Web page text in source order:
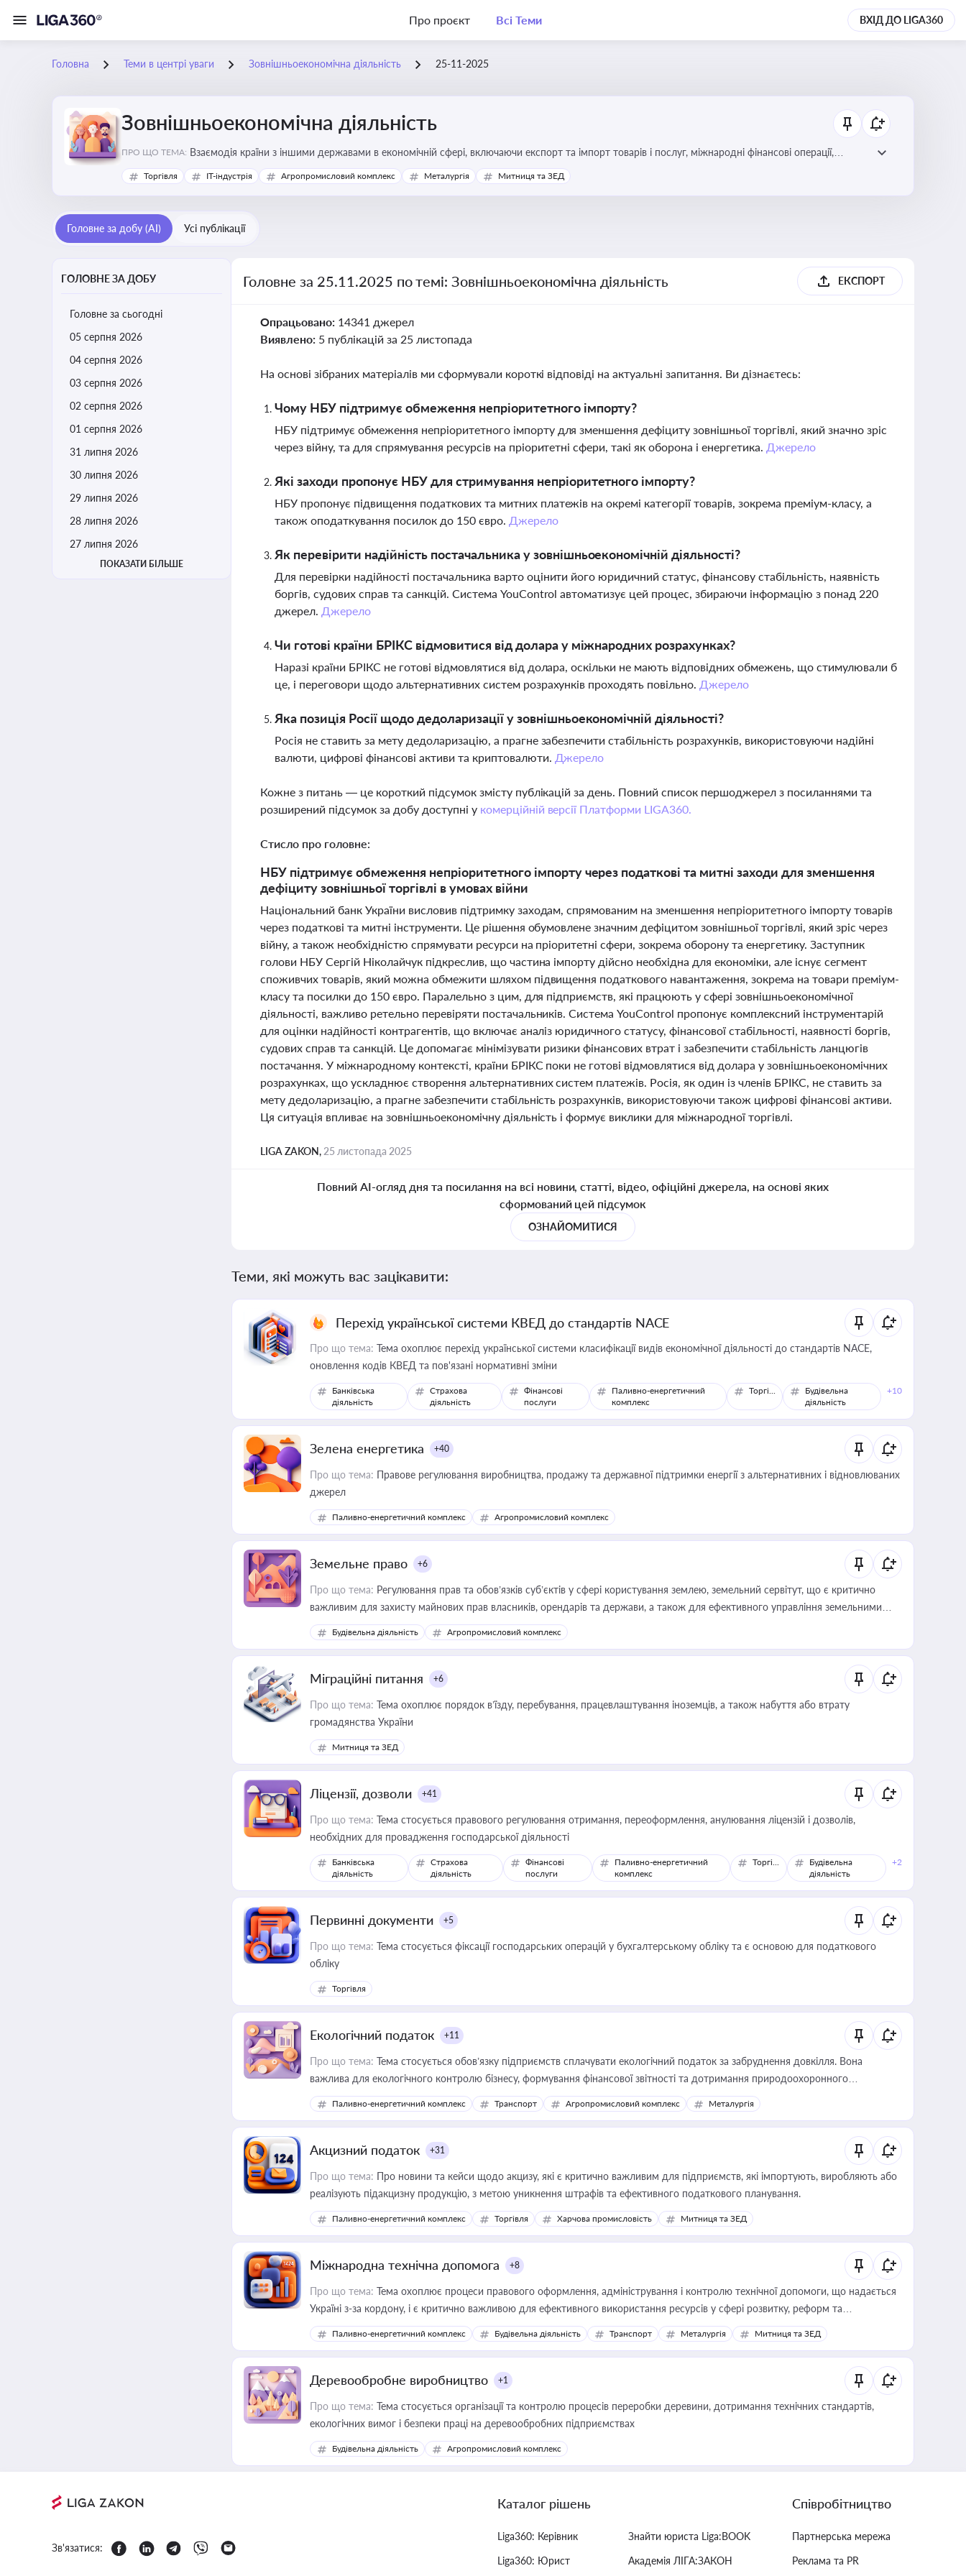
Про проєкт Всі Теми ВХІД ДО LIGA360
Головна Теми в центрі уваги Зовнішньоекономічна діяльність 25-11-2025
Зовнішньоекономічна діяльність
ПРО ЩО ТЕМА: Взаємодія країни з іншими державами в економічній сфері, включаючи експорт та імпорт товарів і послуг, міжнародні фінансові операції,
інвестиції, торгівлю, митне регулювання
Торгівля IT-індустрія Агропромисловий комплекс Металургія Митниця та ЗЕД
Головне за добу (AI) Усі публікації
ГОЛОВНЕ ЗА ДОБУ
Головне за сьогодні
05 серпня 2026
04 серпня 2026
03 серпня 2026
02 серпня 2026
01 серпня 2026
31 липня 2026
30 липня 2026
29 липня 2026
28 липня 2026
27 липня 2026
ПОКАЗАТИ БІЛЬШЕ
Головне за 25.11.2025 по темі: Зовнішньоекономічна діяльність ЕКСПОРТ
Опрацьовано: 14341 джерел
Виявлено: 5 публікацій за 25 листопада
На основі зібраних матеріалів ми сформували короткі відповіді на актуальні запитання. Ви дізнаєтесь:
Чому НБУ підтримує обмеження непріоритетного імпорту?
НБУ підтримує обмеження непріоритетного імпорту для зменшення дефіциту зовнішньої торгівлі, який значно зріс
через війну, та для спрямування ресурсів на пріоритетні сфери, такі як оборона і енергетика. Джерело
Які заходи пропонує НБУ для стримування непріоритетного імпорту?
НБУ пропонує підвищення податкових та митних платежів на окремі категорії товарів, зокрема преміум-класу, а
також оподаткування посилок до 150 євро. Джерело
Як перевірити надійність постачальника у зовнішньоекономічній діяльності?
Для перевірки надійності постачальника варто оцінити його юридичний статус, фінансову стабільність, наявність
боргів, судових справ та санкцій. Система YouControl автоматизує цей процес, збираючи інформацію з понад 220
джерел. Джерело
Чи готові країни БРІКС відмовитися від долара у міжнародних розрахунках?
Наразі країни БРІКС не готові відмовлятися від долара, оскільки не мають відповідних обмежень, що стимулювали б
це, і переговори щодо альтернативних систем розрахунків проходять повільно. Джерело
Яка позиція Росії щодо дедоларизації у зовнішньоекономічній діяльності?
Росія не ставить за мету дедоларизацію, а прагне забезпечити стабільність розрахунків, використовуючи надійні
валюти, цифрові фінансові активи та криптовалюти. Джерело
Кожне з питань — це короткий підсумок змісту публікацій за день. Повний список першоджерел з посиланнями та
розширений підсумок за добу доступні у комерційній версії Платформи LIGA360.
Стисло про головне:
НБУ підтримує обмеження непріоритетного імпорту через податкові та митні заходи для зменшення
дефіциту зовнішньої торгівлі в умовах війни
Національний банк України висловив підтримку заходам, спрямованим на зменшення непріоритетного імпорту товарів
через податкові та митні інструменти. Це рішення обумовлене значним дефіцитом зовнішньої торгівлі, який зріс через
війну, а також необхідністю спрямувати ресурси на пріоритетні сфери, зокрема оборону та енергетику. Заступник
голови НБУ Сергій Ніколайчук підкреслив, що частина імпорту дійсно необхідна для економіки, але існує сегмент
споживчих товарів, який можна обмежити шляхом підвищення податкового навантаження, зокрема на товари преміум-
класу та посилки до 150 євро. Паралельно з цим, для підприємств, які працюють у сфері зовнішньоекономічної
діяльності, важливо ретельно перевіряти постачальників. Система YouControl пропонує комплексний інструментарій
для оцінки надійності контрагентів, що включає аналіз юридичного статусу, фінансової стабільності, наявності боргів,
судових справ та санкцій. Це допомагає мінімізувати ризики фінансових втрат і забезпечити стабільність ланцюгів
постачання. У міжнародному контексті, країни БРІКС поки не готові відмовлятися від долара у зовнішньоекономічних
розрахунках, що ускладнює створення альтернативних систем платежів. Росія, як один із членів БРІКС, не ставить за
мету дедоларизацію, а прагне забезпечити стабільність розрахунків, використовуючи також цифрові фінансові активи.
Ця ситуація впливає на зовнішньоекономічну діяльність і формує виклики для міжнародної торгівлі.
LIGA ZAKON, 25 листопада 2025
Повний AI-огляд дня та посилання на всі новини, статті, відео, офіційні джерела, на основі яких
сформований цей підсумок
ОЗНАЙОМИТИСЯ
Теми, які можуть вас зацікавити:
Перехід української системи КВЕД до стандартів NACE
Про що тема: Тема охоплює перехід української системи класифікації видів економічної діяльності до стандартів NACE,
оновлення кодів КВЕД та пов'язані нормативні зміни
Банківська
діяльність
Страхова
діяльність
Фінансові
послуги
Паливно-енергетичний
комплекс
Торгівля
Будівельна
діяльність
+10
Зелена енергетика +40
Про що тема: Правове регулювання виробництва, продажу та державної підтримки енергії з альтернативних і відновлюваних
джерел
Паливно-енергетичний комплекс Агропромисловий комплекс
Земельне право +6
Про що тема: Регулювання прав та обов’язків суб’єктів у сфері користування землею, земельний сервітут, що є критично
важливим для захисту майнових прав власників, орендарів та держави, а також для ефективного управління земельними
ресурсами
Будівельна діяльність Агропромисловий комплекс
Міграційні питання +6
Про що тема: Тема охоплює порядок в’їзду, перебування, працевлаштування іноземців, а також набуття або втрату
громадянства України
Митниця та ЗЕД
Ліцензії, дозволи +41
Про що тема: Тема стосується правового регулювання отримання, переоформлення, анулювання ліцензій і дозволів,
необхідних для провадження господарської діяльності
Банківська
діяльність
Страхова
діяльність
Фінансові
послуги
Паливно-енергетичний
комплекс
Торгівля
Будівельна
діяльність
+2
Первинні документи +5
Про що тема: Тема стосується фіксації господарських операцій у бухгалтерському обліку та є основою для податкового
обліку
Торгівля
Екологічний податок +11
Про що тема: Тема стосується обов’язку підприємств сплачувати екологічний податок за забруднення довкілля. Вона
важлива для екологічного контролю бізнесу, формування фінансової звітності та дотримання природоохоронного
законодавства
Паливно-енергетичний комплекс Транспорт Агропромисловий комплекс Металургія
Акцизний податок +31
Про що тема: Про новини та кейси щодо акцизу, які є критично важливим для підприємств, які імпортують, виробляють або
реалізують підакцизну продукцію, з метою уникнення штрафів та ефективного податкового планування.
Паливно-енергетичний комплекс Торгівля Харчова промисловість Митниця та ЗЕД
Міжнародна технічна допомога +8
Про що тема: Тема охоплює процеси правового оформлення, адміністрування і контролю технічної допомоги, що надається
Україні з-за кордону, і є критично важливою для ефективного використання ресурсів у сфері розвитку, реформ та
інфраструктурних проєктів
Паливно-енергетичний комплекс Будівельна діяльність Транспорт Металургія Митниця та ЗЕД
Деревообробне виробництво +1
Про що тема: Тема стосується організації та контролю процесів переробки деревини, дотримання технічних стандартів,
екологічних вимог і безпеки праці на деревообробних підприємствах
Будівельна діяльність Агропромисловий комплекс
Зв'язатися:
Каталог рішень
Liga360: Керівник
Liga360: Юрист
Знайти юриста Liga:BOOK
Академія ЛІГА:ЗАКОН
Співробітництво
Партнерська мережа
Реклама та PR